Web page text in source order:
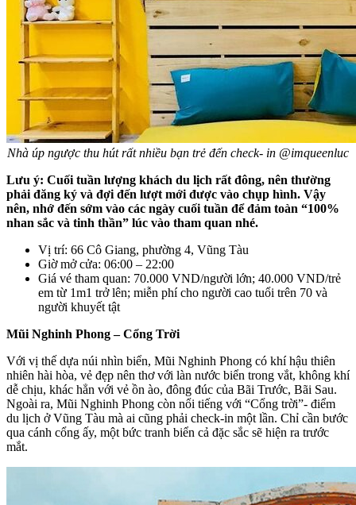
Nhà úp ngược thu hút rất nhiều bạn trẻ đến check- in @imqueenluc
Lưu ý: Cuối tuần lượng khách du lịch rất đông, nên thường
phải đăng ký và đợi đến lượt mới được vào chụp hình. Vậy
nên, nhớ đến sớm vào các ngày cuối tuần để đảm toàn “100%
nhan sắc và tinh thần” lúc vào tham quan nhé.
Vị trí: 66 Cô Giang, phường 4, Vũng Tàu
Giờ mở cửa: 06:00 – 22:00
Giá vé tham quan: 70.000 VND/người lớn; 40.000 VND/trẻ
em từ 1m1 trở lên; miễn phí cho người cao tuổi trên 70 và
người khuyết tật
Mũi Nghinh Phong – Cổng Trời
Với vị thế dựa núi nhìn biển, Mũi Nghinh Phong có khí hậu thiên
nhiên hài hòa, vẻ đẹp nên thơ với làn nước biển trong vắt, không khí
dễ chịu, khác hẳn với vẻ ồn ào, đông đúc của Bãi Trước, Bãi Sau.
Ngoài ra, Mũi Nghinh Phong còn nổi tiếng với “Cổng trời”- điểm
du lịch ở Vũng Tàu mà ai cũng phải check-in một lần. Chỉ cần bước
qua cánh cổng ấy, một bức tranh biển cả đặc sắc sẽ hiện ra trước
mắt.